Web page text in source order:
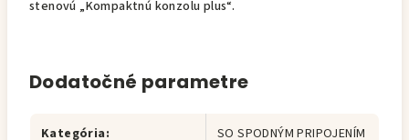
stenovú „Kompaktnú konzolu plus“.
Dodatočné parametre
Kategória: SO SPODNÝM PRIPOJENÍM